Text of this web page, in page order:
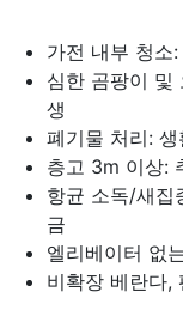
가전 내부 청소
심한 곰팡이 및
생
폐기물 처리:
층고 3m 이상:
항균 소독/새집
금
엘리베이터 없
비확장 베란다,